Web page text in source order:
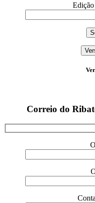
Correio do